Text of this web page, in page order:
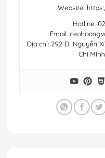
Website:
Hotline:
Email:
Địa chỉ: 292 Đ. Nguyễn
Chí